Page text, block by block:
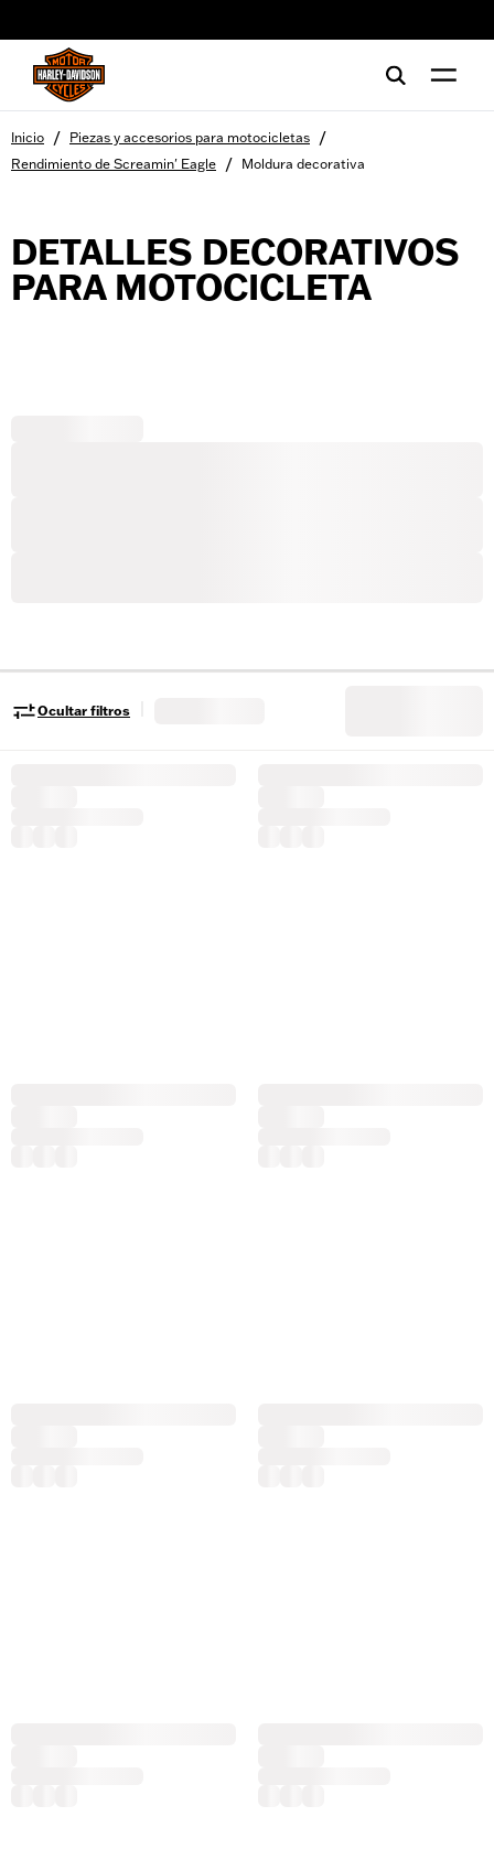
Inicio / Piezas y accesorios para motocicletas /
Rendimiento de Screamin' Eagle / Moldura decorativa
DETALLES DECORATIVOS
PARA MOTOCICLETA
Ocultar filtros